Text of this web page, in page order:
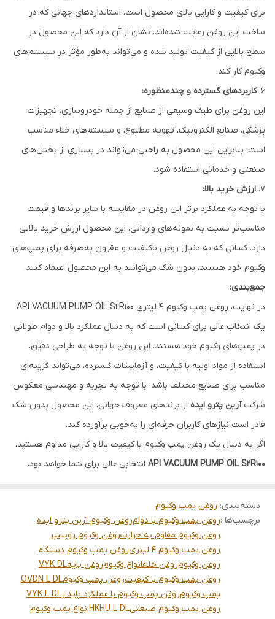
برای کیفیت و کارایی بالای محصول است. استانداردهای جهانی که در
ساخت این روغن رعایت شده‌اند، نشان از آن دارد که این محصول در
سطح بالایی از کیفیت تولید شده و می‌تواند به‌طور مؤثر در سیستم‌های
وکیوم کار کند.
6. کاربردهای گسترده و چندمنظوره:
این روغن برای طیف وسیعی از صنایع از جمله خودروسازی، تجهیزات
پزشکی، صنایع الکترونیک، تهویه مطبوع، و سیستم‌های خلاء مناسب
است. بنابراین این محصول به راحتی می‌تواند در بسیاری از بخش‌های
صنعتی و خدماتی استفاده شود.
7. ارزش خرید بالا:
با توجه به عملکرد برتر این روغن در مقایسه با سایر برندها و قیمت
مناسب‌تر نسبت به نمونه‌های وارداتی، این محصول ارزش خرید بالایی
دارد. کسانی که به دنبال روغن باکیفیت و مقرون به‌صرفه برای پمپ‌های
وکیوم خود هستند، بدون شک می‌توانند به این محصول اعتماد کنند.
جمع‌بندی:
در نهایت، روغن پمپ وکیوم ۴ لیتری API VACUUM PUMP OIL S2R100
یک انتخاب عالی برای کسانی است که به دنبال عملکرد بالا و دوام طولانی
در پمپ‌های وکیوم خود هستند. این روغن با توجه به طراحی دقیق،
استفاده از مواد اولیه با کیفیت، و آزمایشات گسترده، می‌تواند گزینه‌ای
مناسب برای صنایع مختلف باشد. با توجه به تجربه و مهندسی معکوس
شرکتآرین پترو ایده از برندهای معروف جهانی، این محصول بدون شک
قادر است نیازهای کاربران حرفه‌ای را به‌خوبی برآورده کند.
اگر به دنبال یک روغن پمپ وکیوم با کیفیت بالا و کارایی مداوم هستید،
API VACUUM PUMP OIL S2R100 انتخابی عالی برای شما خواهد بود.
دسته‌بندی: روغن پمپ وکیوم
برچسب‌ها :روغن پمپ وکیوم با دوامروغن وکیوم آرین پترو ایده
روغن وکیوم مقاوم به حرارتروغن وکیوم روبینیر
روغن پمپ وکیوم 4 لیتری
روغن پمپ وکیوم دستگاه
روغن وکیومروغن خلاءانواع وکیومروغن پایهVYK DL
روغن پمپ وکیوم با کیفیتروغن پمپ وکیومOVDN L DL
پمپ وکیومروغن پمپ وکیوم با عملکرد پایدارVYK L DL
روغن پمپ وکیوم صنعتیHKHU L DLانواع پمپ وکیوم